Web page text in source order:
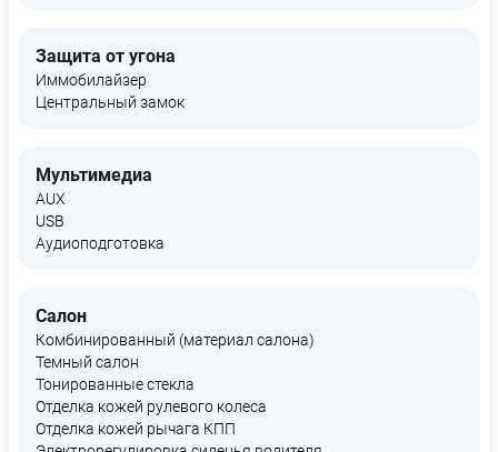
Защита от угона
Иммобилайзер
Центральный замок
Мультимедиа
AUX
USB
Аудиоподготовка
Салон
Комбинированный (материал салона)
Темный салон
Тонированные стекла
Отделка кожей рулевого колеса
Отделка кожей рычага КПП